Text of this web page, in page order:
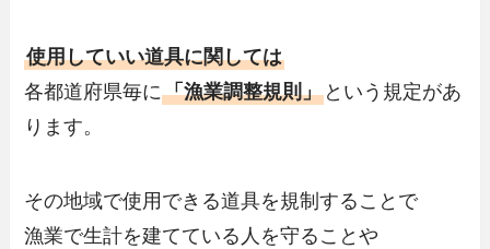
使用していい道具に関しては
各都道府県毎に「漁業調整規則」 という規定があ
ります。
その地域で使用できる道具を規制することで
漁業で生計を建てている人を守ることや